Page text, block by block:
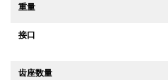
重量
接口
齿座数量